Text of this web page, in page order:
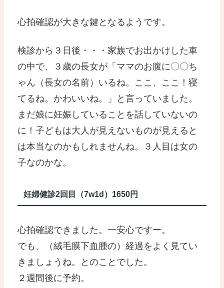
心拍確認が大きな鍵となるようです。
検診から３日後・・・家族でお出かけした車
の中で、３歳の長女が「ママのお腹に〇〇ち
ゃん（長女の名前）いるね。ここ、ここ！寝
てるね。かわいいね。」と言っていました。
まだ娘に妊娠していることを話していないの
に！子どもは大人が見えないものが見えると
は本当なのかもしれませんね。３人目は女の
子なのかな。
妊婦健診2回目（7w1d）1650円
心拍確認できました。一安心ですー。
でも、（絨毛膜下血腫の）経過をよく見てい
きましょうね。とのことでした。
２週間後に予約。